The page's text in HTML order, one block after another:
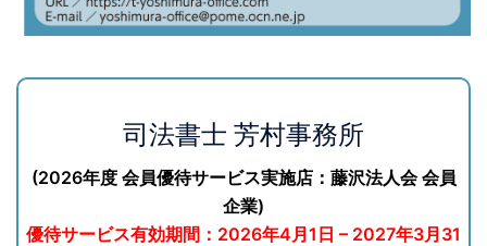
司法書士 芳村事務所
(2026年度 会員優待サービス実施店：藤沢法人会 会員
企業)
優待サービス有効期間：2026年4月1日 – 2027年3月31